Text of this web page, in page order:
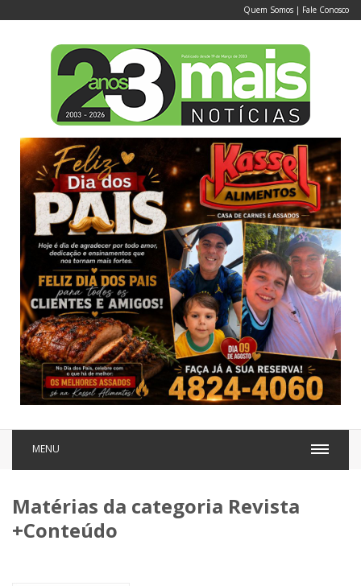
Quem Somos | Fale Conosco
MENU
Matérias da categoria Revista
+Conteúdo